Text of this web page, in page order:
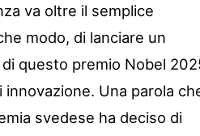
va oltre il semplice
modo, di lanciare un
di questo premio Nobel
Una parola
svedese ha deciso di